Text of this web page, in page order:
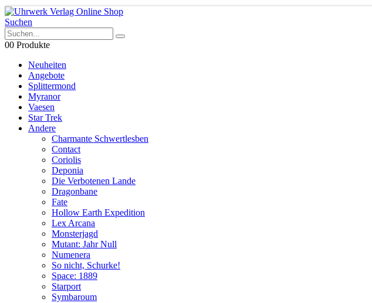
Suchen
00 Produkte
Neuheiten
Angebote
Splittermond
Myranor
Vaesen
Star Trek
Andere
Charmante Schwertlesben
Contact
Coriolis
Deponia
Die Verbotenen Lande
Dragonbane
Fate
Hollow Earth Expedition
Lex Arcana
Monsterjagd
Mutant: Jahr Null
Numenera
So nicht, Schurke!
Space: 1889
Starport
Symbaroum